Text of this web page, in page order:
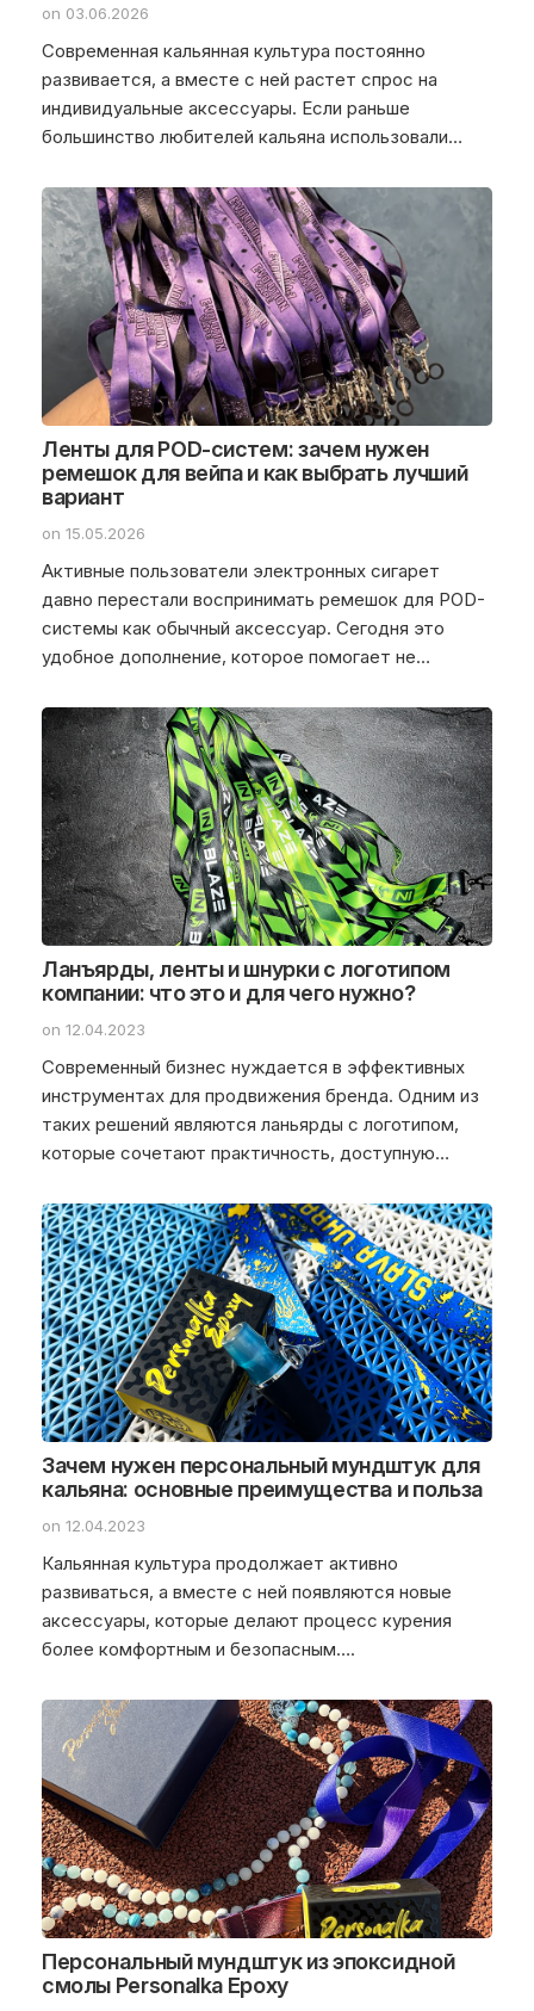
on 03.06.2026
Современная кальянная культура постоянно
развивается, а вместе с ней растет спрос на
индивидуальные аксессуары. Если раньше
большинство любителей кальяна использовали…
Ленты для POD-систем: зачем нужен
ремешок для вейпа и как выбрать лучший
вариант
on 15.05.2026
Активные пользователи электронных сигарет
давно перестали воспринимать ремешок для POD-
системы как обычный аксессуар. Сегодня это
удобное дополнение, которое помогает не…
Ланъярды, ленты и шнурки с логотипом
компании: что это и для чего нужно?
on 12.04.2023
Современный бизнес нуждается в эффективных
инструментах для продвижения бренда. Одним из
таких решений являются ланьярды с логотипом,
которые сочетают практичность, доступную…
Зачем нужен персональный мундштук для
кальяна: основные преимущества и польза
on 12.04.2023
Кальянная культура продолжает активно
развиваться, а вместе с ней появляются новые
аксессуары, которые делают процесс курения
более комфортным и безопасным….
Персональный мундштук из эпоксидной
смолы Personalka Epoxy